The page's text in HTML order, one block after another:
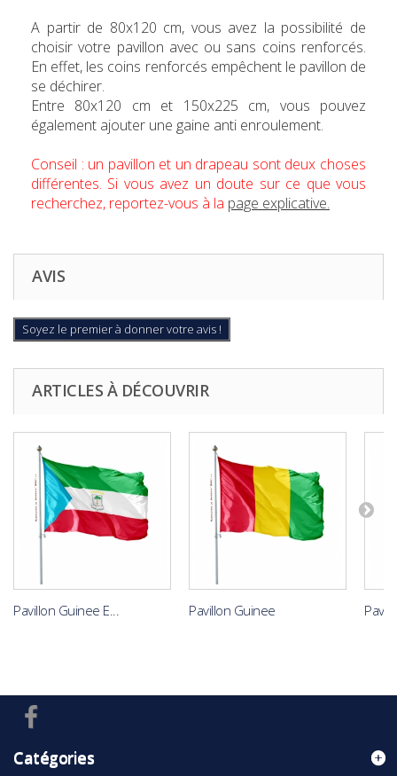
A partir de 80x120 cm, vous avez la possibilité de
choisir votre pavillon avec ou sans coins renforcés.
En effet, les coins renforcés empêchent le pavillon de
se déchirer.
Entre 80x120 cm et 150x225 cm, vous pouvez
également ajouter une gaine anti enroulement.
Conseil : un pavillon et un drapeau sont deux choses
différentes. Si vous avez un doute sur ce que vous
recherchez, reportez-vous à la page explicative.
AVIS
Soyez le premier à donner votre avis !
ARTICLES À DÉCOUVRIR
Pavillon Guinee E... Pavillon Guinee
Catégories